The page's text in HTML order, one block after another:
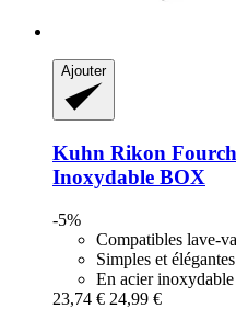
Ajouter
Kuhn Rikon
Inoxydable BOX
-5%
Compatibles lave-
Simples et élégantes
En acier inoxydable
23,74 € 24,99 €